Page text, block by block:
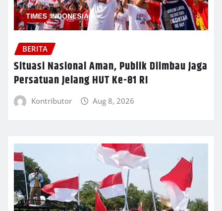
BERITA
Situasi Nasional Aman, Publik Diimbau Jaga
Persatuan Jelang HUT Ke-81 RI
Kontributor Aug 8, 2026